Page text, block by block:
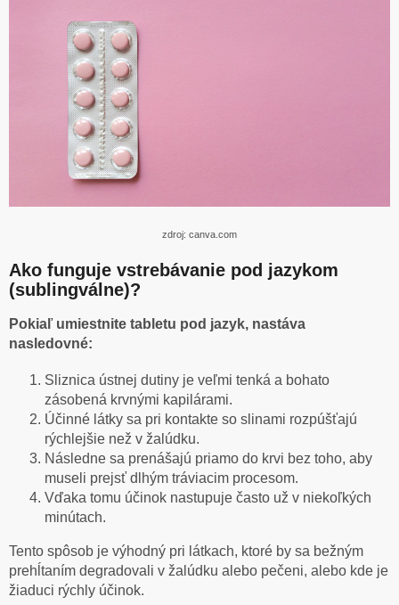
zdroj: canva.com
Ako funguje vstrebávanie pod jazykom
(sublingválne)?
Pokiaľ umiestnite tabletu pod jazyk, nastáva
nasledovné:
Sliznica ústnej dutiny je veľmi tenká a bohato
zásobená krvnými kapilárami.
Účinné látky sa pri kontakte so slinami rozpúšťajú
rýchlejšie než v žalúdku.
Následne sa prenášajú priamo do krvi bez toho, aby
museli prejsť dlhým tráviacim procesom.
Vďaka tomu účinok nastupuje často už v niekoľkých
minútach.
Tento spôsob je výhodný pri látkach, ktoré by sa bežným
prehĺtaním degradovali v žalúdku alebo pečeni, alebo kde je
žiaduci rýchly účinok.